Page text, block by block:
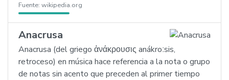
Fuente: wikipedia.org
Anacrusa
Anacrusa (del griego ἀνάκρουσις anákroːsis,
retroceso) en música hace referencia a la nota o grupo
de notas sin acento que preceden al primer tiempo